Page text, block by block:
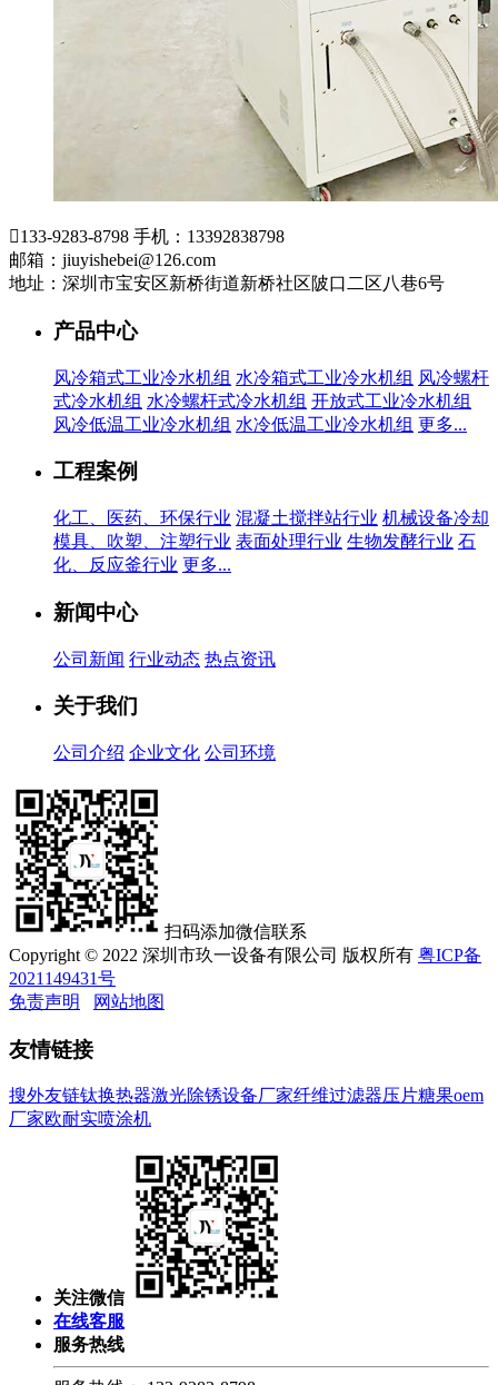
133-9283-8798 手机：13392838798
邮箱：jiuyishebei@126.com
地址：深圳市宝安区新桥街道新桥社区陂口二区八巷6号
产品中心
风冷箱式工业冷水机组 水冷箱式工业冷水机组 风冷螺杆
式冷水机组 水冷螺杆式冷水机组 开放式工业冷水机组
风冷低温工业冷水机组 水冷低温工业冷水机组 更多...
工程案例
化工、医药、环保行业 混凝土搅拌站行业 机械设备冷却
模具、吹塑、注塑行业 表面处理行业 生物发酵行业 石
化、反应釜行业 更多...
新闻中心
公司新闻 行业动态 热点资讯
关于我们
公司介绍 企业文化 公司环境
扫码添加微信联系
Copyright © 2022 深圳市玖一设备有限公司 版权所有 粤ICP备
2021149431号
免责声明
网站地图
友情链接
搜外友链钛换热器激光除锈设备厂家纤维过滤器压片糖果oem
厂家欧耐实喷涂机
关注微信
在线客服
服务热线